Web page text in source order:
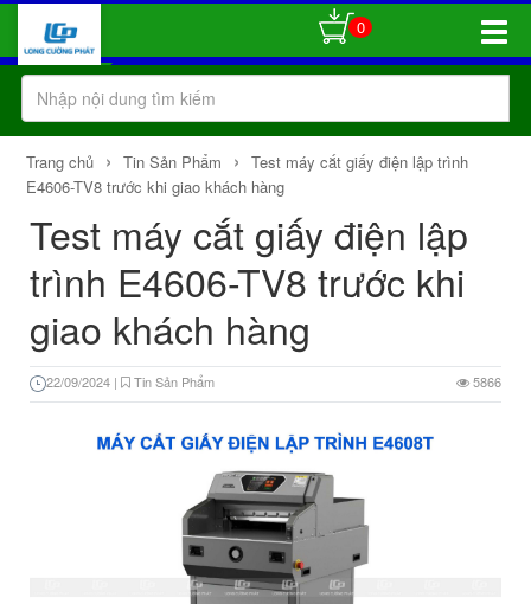
Toggle
0
Trang chủ › Tin Sản Phẩm › Test máy cắt giấy điện lập trình
E4606-TV8 trước khi giao khách hàng
Test máy cắt giấy điện lập
trình E4606-TV8 trước khi
giao khách hàng
22/09/2024 | Tin Sản Phẩm 5866